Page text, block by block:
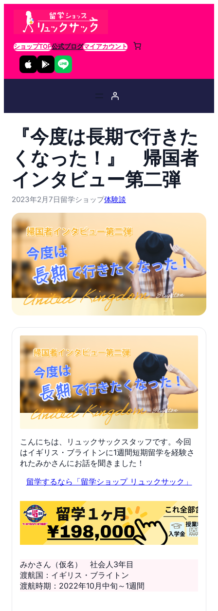
ショップTOP公式ブログマイアカウント
『今度は長期で行きた
くなった！』 帰国者
インタビュー第二弾
2023年2月7日留学ショップ体験談
こんにちは、リュックサックスタッフです。今回
はイギリス・ブライトンに1週間短期留学を経験さ
れたみかさんにお話を聞きました！
留学するなら「留学ショップ リュックサック」
みかさん（仮名） 社会人3年目
渡航国：イギリス・ブライトン
渡航時期：2022年10月中旬～1週間